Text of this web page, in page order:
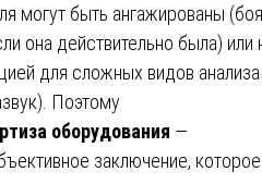
могут быть ангажированы
она действительно была) или
для сложных видов анализа
Поэтому
оборудования —
заключение, которое: